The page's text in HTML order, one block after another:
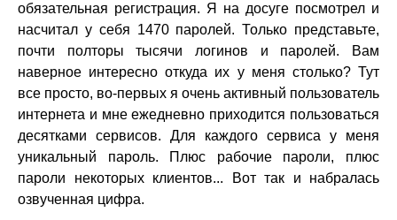
обязательная регистрация. Я на досуге посмотрел и
насчитал у себя 1470 паролей. Только представьте,
почти полторы тысячи логинов и паролей. Вам
наверное интересно откуда их у меня столько? Тут
все просто, во-первых я очень активный пользователь
интернета и мне ежедневно приходится пользоваться
десятками сервисов. Для каждого сервиса у меня
уникальный пароль. Плюс рабочие пароли, плюс
пароли некоторых клиентов... Вот так и набралась
озвученная цифра.